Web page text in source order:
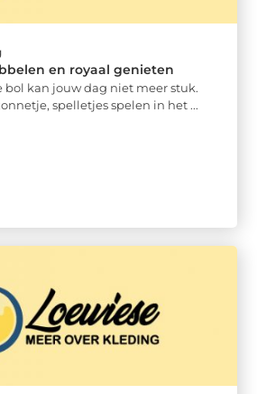
en royaal genieten
bol kan jouw dag niet meer stuk.
spelletjes spelen in het ...